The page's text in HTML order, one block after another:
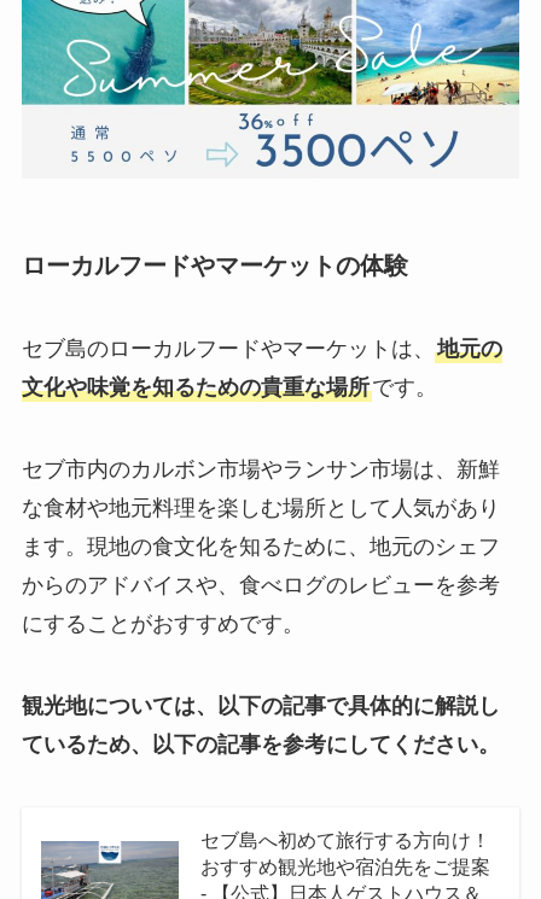
ローカルフードやマーケットの体験
セブ島のローカルフードやマーケットは、 地元の
文化や味覚を知るための貴重な場所です。
セブ市内のカルボン市場やランサン市場は、新鮮
な食材や地元料理を楽しむ場所として人気があり
ます。現地の食文化を知るために、地元のシェフ
からのアドバイスや、食べログのレビューを参考
にすることがおすすめです。
観光地については、以下の記事で具体的に解説し
ているため、以下の記事を参考にしてください。
セブ島へ初めて旅行する方向け！
おすすめ観光地や宿泊先をご提案
- 【公式】日本人ゲストハウス＆